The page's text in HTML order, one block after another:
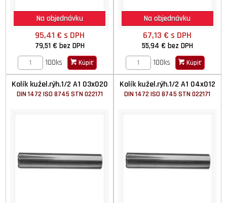
Na objednávku
95,41 € s DPH
79,51 € bez DPH
100ks
Kúpiť
Na objednávku
67,13 €s DPH
55,94 € bez DPH
100ks
Kúpiť
Kolík kužel.rýh.1/2 A1 03x020
DIN 1472 ISO 8745 STN 022171
Kolík kužel.rýh.1/2 A1 04x012
DIN 1472 ISO 8745 STN 022171